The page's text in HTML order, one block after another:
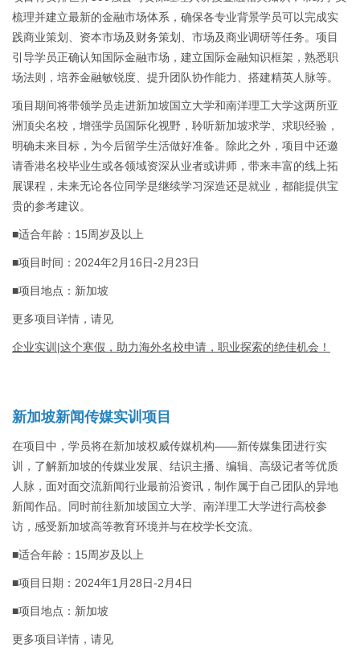
梳理并建立最新的金融市场体系，确保各专业背景学员可以完成实
践商业策划、资本市场及财务策划、市场及商业调研等任务。项目
引导学员正确认知国际金融市场，建立国际金融知识框架，熟悉职
场法则，培养金融敏锐度、提升团队协作能力、搭建精英人脉等。
项目期间将带领学员走进新加坡国立大学和南洋理工大学这两所亚
洲顶尖名校，增强学员国际化视野，聆听新加坡求学、求职经验，
明确未来目标，为今后留学生活做好准备。除此之外，项目中还邀
请香港名校毕业生或各领域资深从业者或讲师，带来丰富的线上拓
展课程，未来无论各位同学是继续学习深造还是就业，都能提供宝
贵的参考建议。
■适合年龄：15周岁及以上
■项目时间：2024年2月16日-2月23日
■项目地点：新加坡
更多项目详情，请见
企业实训|这个寒假，助力海外名校申请，职业探索的绝佳机会！
新加坡新闻传媒实训项目
在项目中，学员将在新加坡权威传媒机构——新传媒集团进行实
训，了解新加坡的传媒业发展、结识主播、编辑、高级记者等优质
人脉，面对面交流新闻行业最前沿资讯，制作属于自己团队的异地
新闻作品。同时前往新加坡国立大学、南洋理工大学进行高校参
访，感受新加坡高等教育环境并与在校学长交流。
■适合年龄：15周岁及以上
■项目日期：2024年1月28日-2月4日
■项目地点：新加坡
更多项目详情，请见